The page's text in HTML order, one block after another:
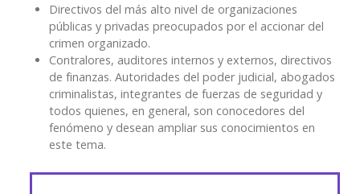
Directivos del más alto nivel de organizaciones
públicas y privadas preocupados por el accionar del
crimen organizado.
Contralores, auditores internos y externos, directivos
de finanzas. Autoridades del poder judicial, abogados
criminalistas, integrantes de fuerzas de seguridad y
todos quienes, en general, son conocedores del
fenómeno y desean ampliar sus conocimientos en
este tema.